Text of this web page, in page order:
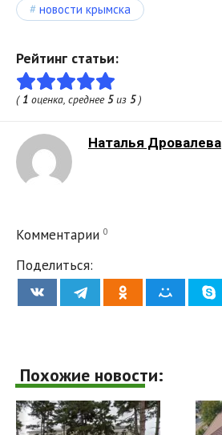
новости крымска
Рейтинг статьи:
( 1 оценка, среднее5из 5)
Наталья Дровалева
Комментарии 0
Поделиться:
Похожие новости: